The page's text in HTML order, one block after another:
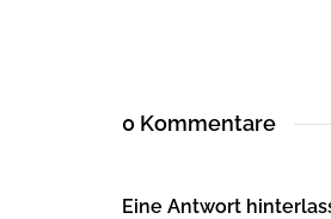
0 Kommentare
Eine Antwort